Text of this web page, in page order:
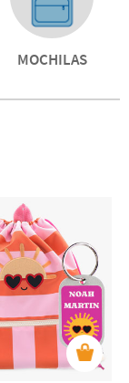
MOCHILAS